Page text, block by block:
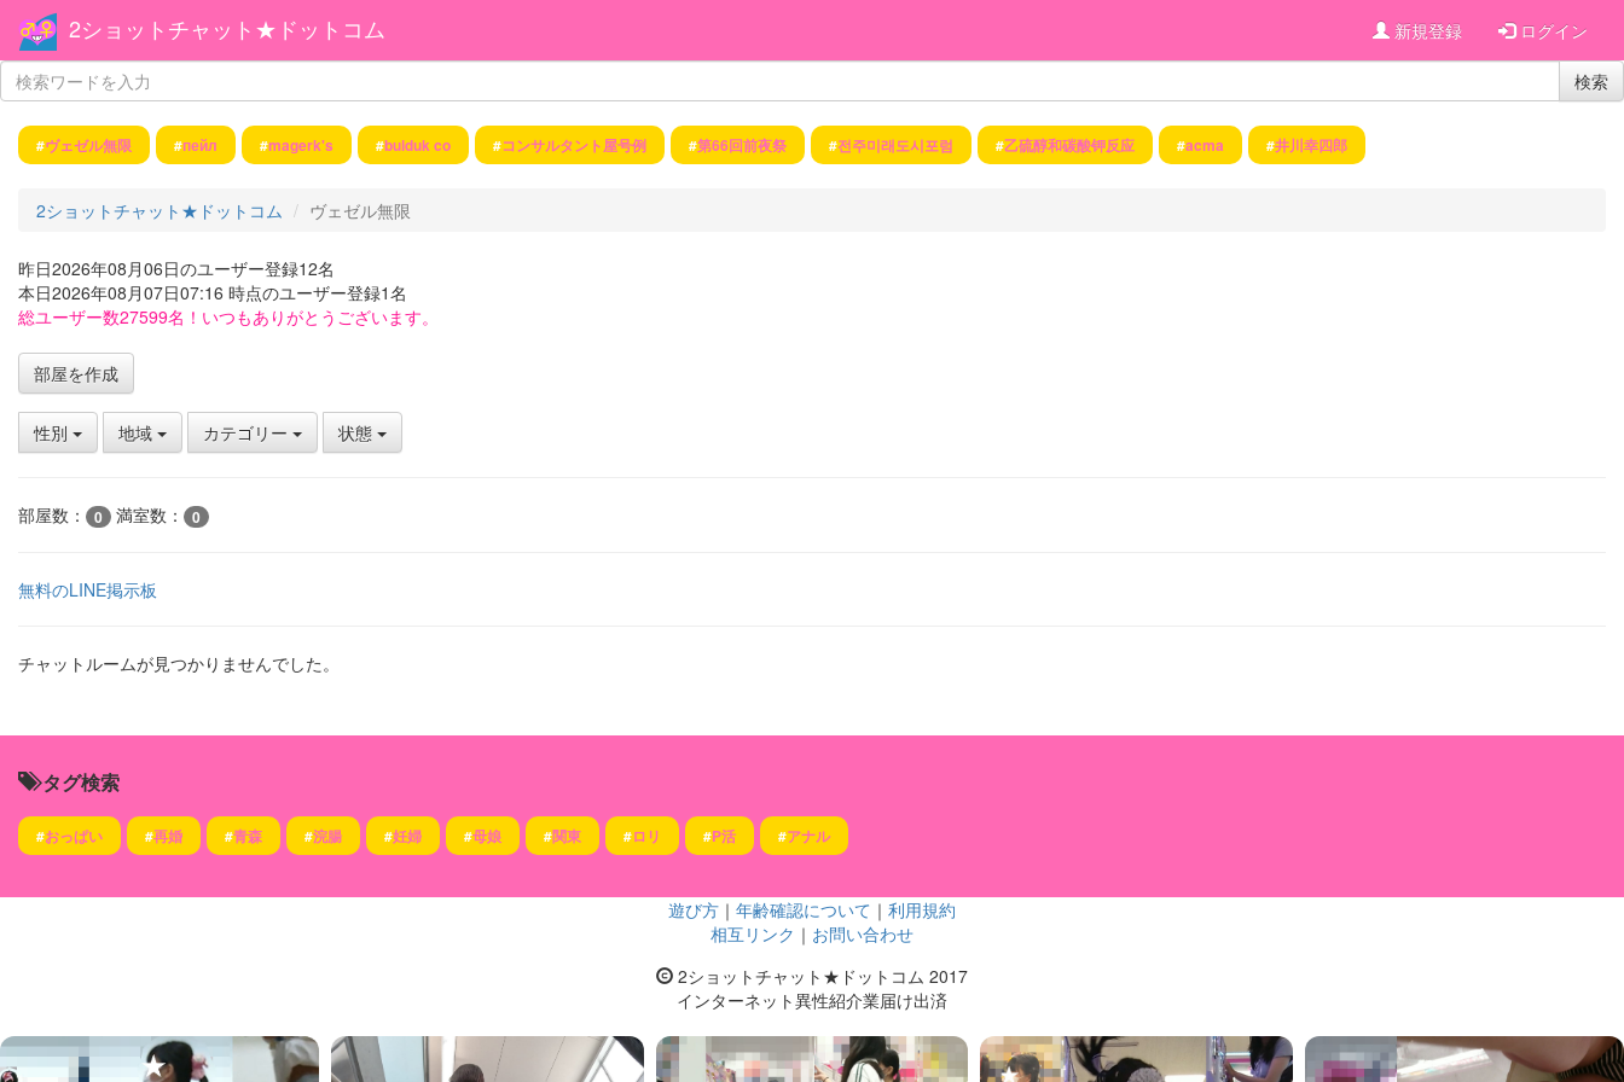
2ショットチャット★ドットコム 新規登録 ログイン
検索
#ヴェゼル無限 #пейл #magerk's #bulduk co #コンサルタント屋号例 #第66回前夜祭 #전주미래도시포럼 #乙硫醇和碳酸钾反应 #acma #井川幸四郎
2ショットチャット★ドットコム ヴェゼル無限
昨日2026年08月06日のユーザー登録12名
本日2026年08月07日07:16 時点のユーザー登録1名
総ユーザー数27599名！いつもありがとうございます。
部屋を作成
性別 地域 カテゴリー 状態
部屋数： 0 満室数： 0
無料のLINE掲示板
チャットルームが見つかりませんでした。
タグ検索
#おっぱい #再婚 #青森 #浣腸 #妊婦 #母娘 #関東 #ロリ #P活 #アナル
遊び方 ｜ 年齢確認について ｜ 利用規約
相互リンク ｜ お問い合わせ
2ショットチャット★ドットコム 2017
インターネット異性紹介業届け出済